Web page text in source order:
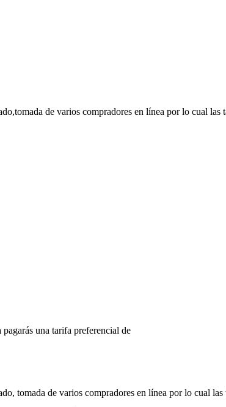
de varios compradores en línea por lo cual las
pagarás una tarifa preferencial de
tomada de varios compradores en línea por lo cual las